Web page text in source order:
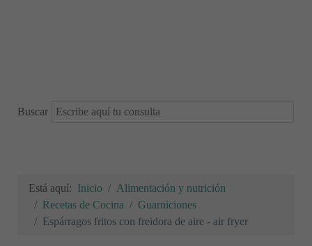
Buscar
Está aquí: Inicio
Alimentación y nutrición
Recetas de Cocina
Guarniciones
Espárragos fritos con freidora de aire - air fryer